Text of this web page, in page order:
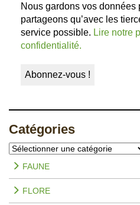
Nous gardons vos données
partageons qu’avec les
service possible. Lire notre
confidentialité.
Catégories
Catégories
FAUNE
FLORE